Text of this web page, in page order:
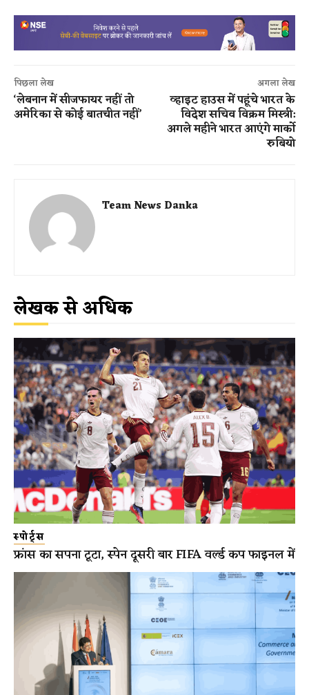
पिछला लेख
‘लेबनान में सीजफायर नहीं तो
अमेरिका से कोई बातचीत नहीं’
अगला लेख
व्हाइट हाउस में पहूंचे भारत के
विदेश सचिव विक्रम मिस्त्री:
अगले महीने भारत आएंगे मार्को
रुबियो
Team News Danka
लेखक से अधिक
स्पोर्ट्स
फ्रांस का सपना टूटा, स्पेन दूसरी बार FIFA वर्ल्ड कप फाइनल में